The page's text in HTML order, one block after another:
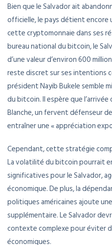
Bien que le Salvador ait
officielle, le pays détient
cette cryptomonnaie dans ses
bureau national du bitcoin, le
d’une valeur d’environ 600
reste discret sur ses intentions
président Nayib Bukele semble
du bitcoin. Il espère que
Blanche, un fervent défenseur
entraîner une « appréciation
Cependant, cette stratégie
La volatilité du bitcoin pourrait
significatives pour le Salvador,
économique. De plus, la
politiques américaines ajoute
supplémentaire. Le Salvador
contexte complexe pour éviter
économiques.